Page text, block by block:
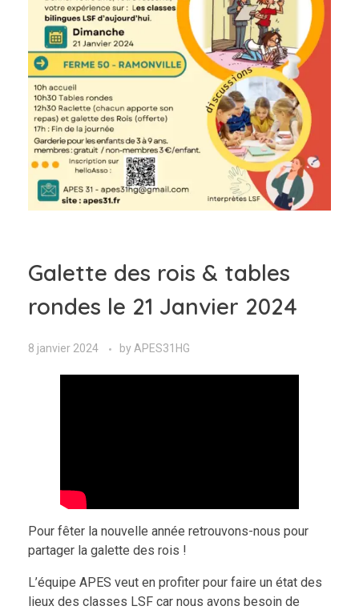
Galette des rois & tables
rondes le 21 Janvier 2024
8 janvier 2024 by APES31HG
Pour fêter la nouvelle année retrouvons-nous pour
partager la galette des rois !
L’équipe APES veut en profiter pour faire un état des
lieux des classes LSF car nous avons besoin de